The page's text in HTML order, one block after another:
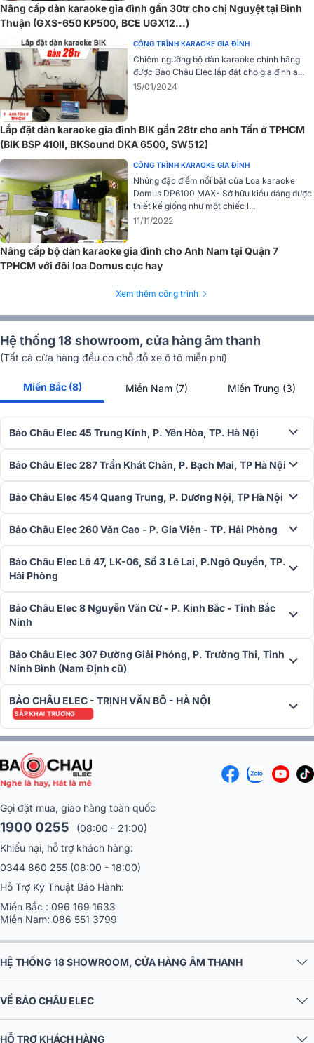
rộng, tần số lấy mẫu lớn cùng hiệu ứng hát chuyên nghiệp chất
lượng cao, chức năng xử lý âm thanh hoàn chỉnh.
Phần mềm máy tính với màn hình phổ RTA cấp độ chuyên nghiệp,
chính xác và trực quan hơn để ngăn chặn điểm tần số nhiễu và
thuận tiện hơn để gỡ lỗi, hạn chế tối đa tình trạng hú rít kể cả khi
vặn to âm lượng. Vang số Bksound X6 Luxury trang bị các cổng
đầu vào thông dụng dành cho đầu karaoke, TV Smart,… cùng với
đó là điều khiển từ xa hồng ngoại không dây.
XEM THÊM THÔNG TIN VỀ SẢN PHẨM :
>>Vang số BKSound X6 Luxuryphù hợp để sử dụng karaoke và
nghe nhạc.
Loa sub BKSound SW612 MK II
Loa sub Bksound SW612 được thương hiệu BKSound cho ra mắt thị
trường âm thanh với thiết kế hiện đại, khả năng tái tạo âm trầm chắc
nịch cùng nhiều hiệu ứng âm thanh hứa hẹn dòng loa sub này sẽ
Sử dụng củ loa có đường kính bass lớn, màng loa được làm từ chất
liệu PolyPlas cao cấp – chất liệu giấy tráng một lớp polymer mang lại
độ chính xác, ổn định cho âm trầm chi tiết và sâu lắng.
Hoạt động với công suất trung bình 300W, và cực đại 600W giúp
loa sub BKSound SW612 MKII mang lại chất âm mạnh mẽ, tái hiện
định với cường độ cao, công suất lớn.
ĐẦY ĐỦ THÔNG TIN VỀ :
>>Loa sub BKSound SW612 MKII
tái tạo âm trầm uy lực, sử dụng
cho dàn karaoke, nghe nhạc xem phim cực hay​.
Micro không dây BCE UGX12
BCE UGX12 thực sự đã gây ấn tượng cho người sử dụng bởi thiết kế
nhỏ xinh, hiện đại và đầy cá tính.
Micro được trang bị khả năng tự dò sóng sạch, lựa chọn sóng xa,
Nâng cấp dàn karaoke gia đình gần 30tr cho chị Nguyệt tại Bình
Thuận (GXS-650 KP500, BCE UGX12...)
CÔNG TRÌNH KARAOKE GIA ĐÌNH
Chiêm ngưỡng bộ dàn karaoke chính hãng
được Bảo Châu Elec lắp đặt cho gia đình a...
15/01/2024
Lắp đặt dàn karaoke gia đình BIK gần 28tr cho anh Tấn ở TPHCM
(BIK BSP 410II, BKSound DKA 6500, SW512)
CÔNG TRÌNH KARAOKE GIA ĐÌNH
Những đặc điểm nổi bật của Loa karaoke
Domus DP6100 MAX- Sở hữu kiểu dáng được
thiết kế giống như một chiếc l...
11/11/2022
Nâng cấp bộ dàn karaoke gia đình cho Anh Nam tại Quận 7
TPHCM với đôi loa Domus cực hay
Xem thêm công trình
Hệ thống 18 showroom, cửa hàng âm thanh
(Tất cả cửa hàng đều có chỗ đỗ xe ô tô miễn phí)
Miền Bắc (8) Miền Nam (7) Miền Trung (3)
Bảo Châu Elec 45 Trung Kính, P. Yên Hòa, TP. Hà Nội
Bảo Châu Elec 287 Trần Khát Chân, P. Bạch Mai, TP Hà Nội
Bảo Châu Elec 454 Quang Trung, P. Dương Nội, TP Hà Nội
Bảo Châu Elec 260 Văn Cao - P. Gia Viên - TP. Hải Phòng
Bảo Châu Elec Lô 47, LK-06, Số 3 Lê Lai, P.Ngô Quyền, TP.
Hải Phòng
Bảo Châu Elec 8 Nguyễn Văn Cừ - P. Kinh Bắc - Tỉnh Bắc
Ninh
Bảo Châu Elec 307 Đường Giải Phóng, P. Trường Thi, Tỉnh
Ninh Bình (Nam Định cũ)
BẢO CHÂU ELEC - TRỊNH VĂN BÔ - HÀ NỘI
SẮP KHAI TRƯƠNG
Gọi đặt mua, giao hàng toàn quốc
1900 0255
(08:00 - 21:00)
Khiếu nại, hỗ trợ khách hàng:
0344 860 255 (08:00 - 18:00)
Hỗ Trợ Kỹ Thuật Bảo Hành:
Miền Bắc : 096 169 1633
Miền Nam: 086 551 3799
HỆ THỐNG 18 SHOWROOM, CỬA HÀNG ÂM THANH
VỀ BẢO CHÂU ELEC
HỖ TRỢ KHÁCH HÀNG